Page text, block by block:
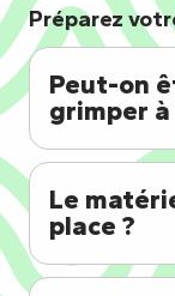
Préparez
Peut-on
grimper
Le
place ?